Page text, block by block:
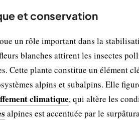
et conservation
un rôle important dans la
blanches attirent les insectes
Cette plante constitue un élément
alpins et subalpins. Elle
climatique, qui altère les
alpines est accentuée par le